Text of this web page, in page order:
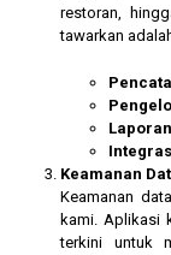
restoran,
tawarkan
Keamanan
Keamanan
kami. Aplikasi
terkini untuk